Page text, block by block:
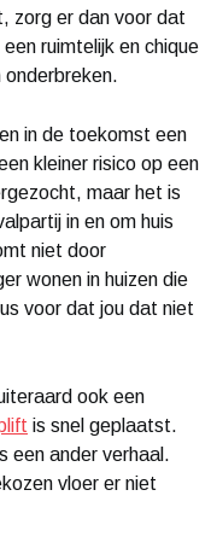
zorg er dan voor dat
ruimtelijk en chique
in de toekomst een
kleiner risico op een
maar het is
in en om huis
niet door
wonen in huizen die
voor dat jou dat niet
ook een
is snel geplaatst.
een ander verhaal.
vloer er niet